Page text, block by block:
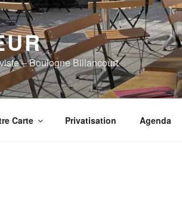
– Boulogne Billancourt
Carte Privatisation Agenda